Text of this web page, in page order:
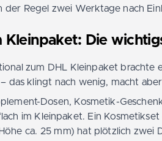
Regel zwei Werktage nach
Die
zum DHL Kleinpaket
das klingt nach wenig, macht
Dosen, Kosmetik-
im Kleinpaket. Ein
ca. 25 mm) hat plötzlich